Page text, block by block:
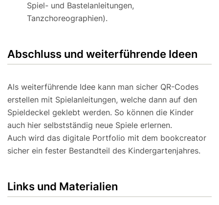
Spiel- und Bastelanleitungen,
Tanzchoreographien).
Abschluss und weiterführende Ideen
Als weiterführende Idee kann man sicher QR-Codes
erstellen mit Spielanleitungen, welche dann auf den
Spieldeckel geklebt werden. So können die Kinder
auch hier selbstständig neue Spiele erlernen.
Auch wird das digitale Portfolio mit dem bookcreator
sicher ein fester Bestandteil des Kindergartenjahres.
Links und Materialien